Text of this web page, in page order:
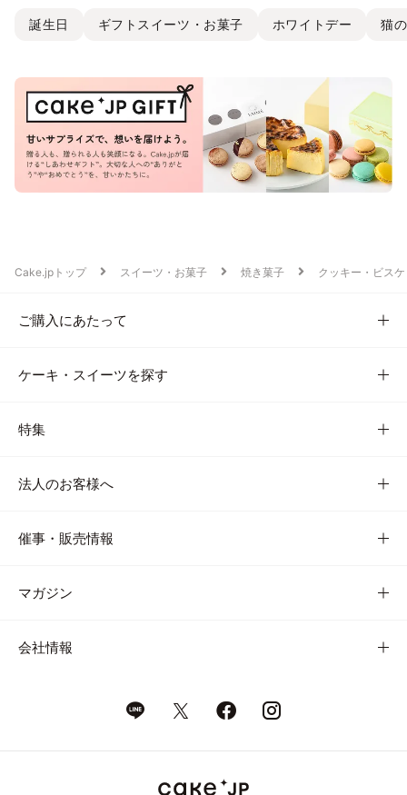
誕生日 ギフトスイーツ・お菓子 ホワイトデー 猫
Cake.jpトップ スイーツ・お菓子 焼き菓子 クッキー・ビス
ご購入にあたって
ケーキ・スイーツを探す
特集
法人のお客様へ
催事・販売情報
マガジン
会社情報